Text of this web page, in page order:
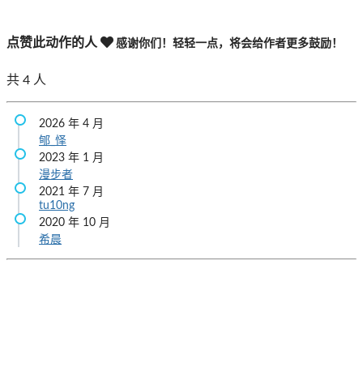
点赞此动作的人 感谢你们！轻轻一点，将会给作者更多鼓励！
共 4 人
2026 年 4 月
郇_怿
2023 年 1 月
漫步者
2021 年 7 月
tu10ng
2020 年 10 月
希晨